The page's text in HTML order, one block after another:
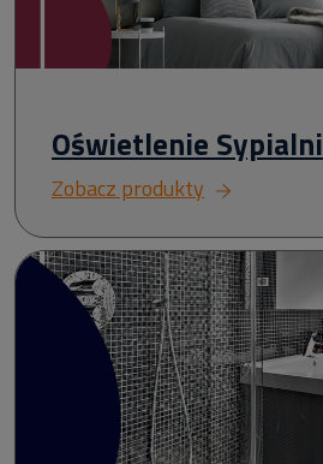
Oświetlenie Sypialni
Zobacz produkty